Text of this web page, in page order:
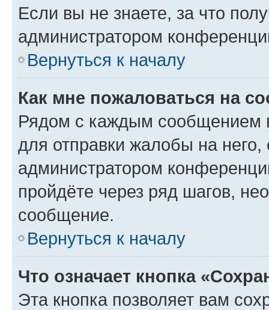
Если вы не знаете, за что
администратором
Вернуться к началу
Как мне пожаловаться на
Рядом с каждым сообщением
для отправки жалобы на
администратором
пройдёте через ряд шагов,
сообщение.
Вернуться к началу
Что означает кнопка
Эта кнопка позволяет вам